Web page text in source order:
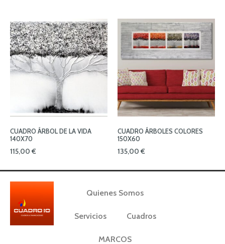
CUADRO ÁRBOL DE LA VIDA
140X70
115,00 €
CUADRO ÁRBOLES COLORES
150X60
135,00 €
Quienes Somos
Servicios Cuadros
MARCOS